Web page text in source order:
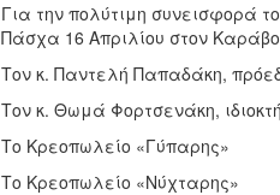
Για την πολύτιμη συνεισφορά
Πάσχα 16 Απριλίου στον
Τον κ. Παντελή Παπαδάκη,
Τον κ. Θωμά Φορτσενάκη,
Το Κρεοπωλείο «Γύπαρης»
Το Κρεοπωλείο «Νύχταρης»